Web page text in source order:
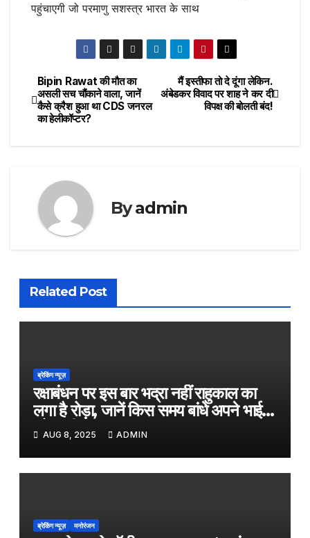
पहुंचाएगी जो परमाणु सशस्त्र भारत के साथ
Post
navigation
मैं इस्तीफा तो दे दूंगा लेकिन.
अंबेडकर विवाद पर शाह ने कर दी
विपक्ष की बोलती बंद!
Bipin Rawat की मौत का
असली सच चौंकाने वाला, जानें
कैसे क्रैश हुआ था CDS जनरल
का हेलीकॉप्टर?
Byadmin
Related Post
ब्रेकिंग न्यूज़
रक्षाबंधन पर इस बार भद्रा नहीं राहुकाल का
लगा है रोड़ा, जानें किस समय बांधे अपने भाई
को राखी
AUG 8, 2025 ADMIN
ब्रेकिंग न्यूज़ मनोरंजन